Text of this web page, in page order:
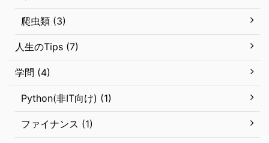
爬虫類 (3)
人生のTips (7)
学問 (4)
Python(非IT向け) (1)
ファイナンス (1)